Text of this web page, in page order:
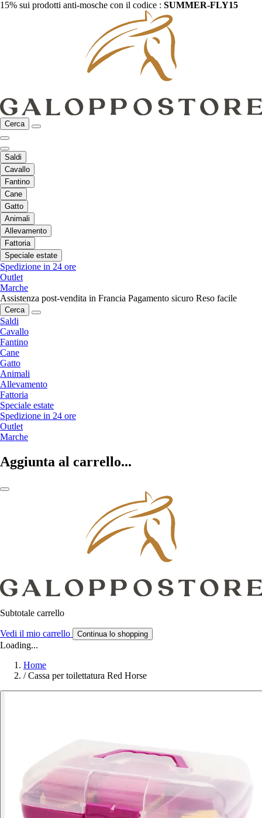
15% sui prodotti anti-mosche con il codice : SUMMER-FLY15
Cerca
Saldi
Cavallo
Fantino
Cane
Gatto
Animali
Allevamento
Fattoria
Speciale estate
Spedizione in 24 ore
Outlet
Marche
Assistenza post-vendita in Francia Pagamento sicuro Reso facile
Cerca
Saldi
Cavallo
Fantino
Cane
Gatto
Animali
Allevamento
Fattoria
Speciale estate
Spedizione in 24 ore
Outlet
Marche
Aggiunta al carrello...
Subtotale carrello
Vedi il mio carrello Continua lo shopping
Loading...
Home
/ Cassa per toilettatura Red Horse